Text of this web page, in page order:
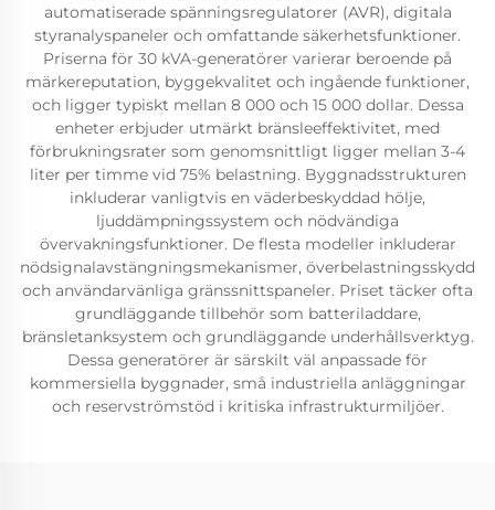
automatiserade spänningsregulatorer (AVR), digitala
styranalyspaneler och omfattande säkerhetsfunktioner.
Priserna för 30 kVA-generatörer varierar beroende på
märkereputation, byggekvalitet och ingående funktioner,
och ligger typiskt mellan 8 000 och 15 000 dollar. Dessa
enheter erbjuder utmärkt bränsleeffektivitet, med
förbrukningsrater som genomsnittligt ligger mellan 3-4
liter per timme vid 75% belastning. Byggnadsstrukturen
inkluderar vanligtvis en väderbeskyddad hölje,
ljuddämpningssystem och nödvändiga
övervakningsfunktioner. De flesta modeller inkluderar
nödsignalavstängningsmekanismer, överbelastningsskydd
och användarvänliga gränssnittspaneler. Priset täcker ofta
grundläggande tillbehör som batteriladdare,
bränsletanksystem och grundläggande underhållsverktyg.
Dessa generatörer är särskilt väl anpassade för
kommersiella byggnader, små industriella anläggningar
och reservströmstöd i kritiska infrastrukturmiljöer.